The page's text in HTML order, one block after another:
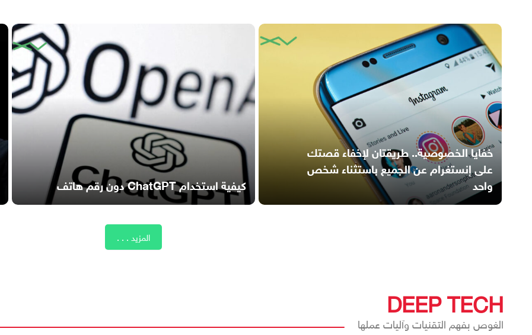
خفايا الخصوصية.. طريقتان لإخفاء قصتك
على إنستغرام عن الجميع باستثناء شخص
واحد
كيفية استخدام ChatGPT دون رقم هاتف
المزيد . . .
DEEP TECH
الغوص بفهم التقنيات وآليات عملها